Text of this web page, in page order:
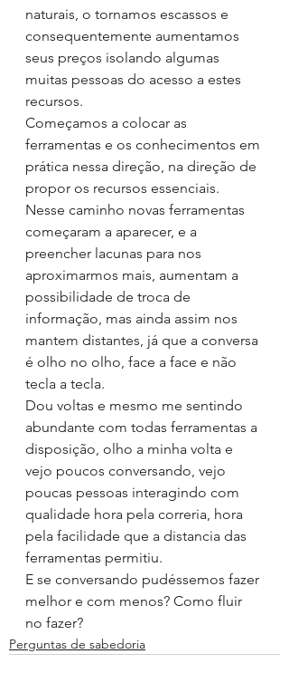
naturais, o tornamos escassos e
consequentemente aumentamos
seus preços isolando algumas
muitas pessoas do acesso a estes
recursos.
Começamos a colocar as
ferramentas e os conhecimentos em
prática nessa direção, na direção de
propor os recursos essenciais.
Nesse caminho novas ferramentas
começaram a aparecer, e a
preencher lacunas para nos
aproximarmos mais, aumentam a
possibilidade de troca de
informação, mas ainda assim nos
mantem distantes, já que a conversa
é olho no olho, face a face e não
tecla a tecla.
Dou voltas e mesmo me sentindo
abundante com todas ferramentas a
disposição, olho a minha volta e
vejo poucos conversando, vejo
poucas pessoas interagindo com
qualidade hora pela correria, hora
pela facilidade que a distancia das
ferramentas permitiu.
E se conversando pudéssemos fazer
melhor e com menos? Como fluir
no fazer?
Perguntas de sabedoria